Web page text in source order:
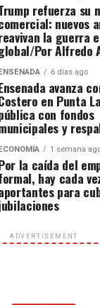
refuerza su
nuevos
la guerra
Por Alfredo
6 días ago
avanza
en Punta
con fondos
y
1 semana
la caída del
hay cada
para
ADVERTISEMENT